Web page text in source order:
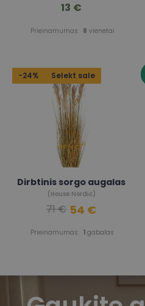
Prieinamumas: 8 vienetai
13 €
-24% Selekt sale
Dirbtinis sorgo augalas
(House Nordic)
Prieinamumas: 1 gabalas
71 € 54 €